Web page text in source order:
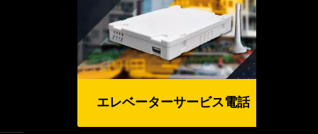
エレベーターサービス電話